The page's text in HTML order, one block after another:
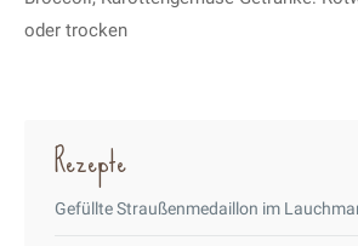
oder trocken
Rezepte
Gefüllte Straußenmedaillon im